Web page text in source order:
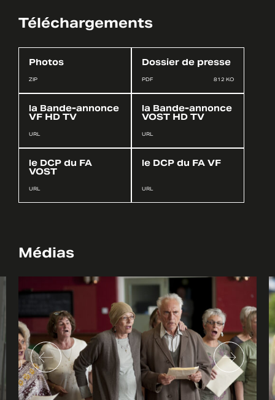
Téléchargements
Photos
ZIP
Dossier de presse
PDF 812 KO
la Bande-annonce
VF HD TV
URL
la Bande-annonce
VOST HD TV
URL
le DCP du FA
VOST
URL
le DCP du FA VF
URL
Médias